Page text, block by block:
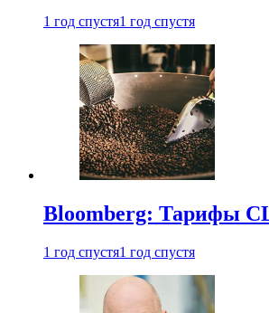
1 год спустя1 год спустя
Bloomberg: Тарифы
1 год спустя1 год спустя